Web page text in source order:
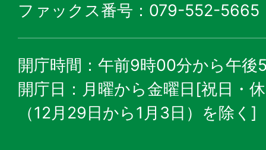
ファックス番号：079-552-5665
開庁時間：午前9時00分から午後
開庁日：月曜から金曜日[祝日・
（12月29日から1月3日）を除く]